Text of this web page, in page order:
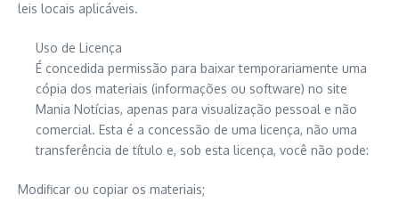
leis locais aplicáveis.
Uso de Licença
É concedida permissão para baixar temporariamente uma
cópia dos materiais (informações ou software) no site
Mania Notícias, apenas para visualização pessoal e não
comercial. Esta é a concessão de uma licença, não uma
transferência de título e, sob esta licença, você não pode:
Modificar ou copiar os materiais;